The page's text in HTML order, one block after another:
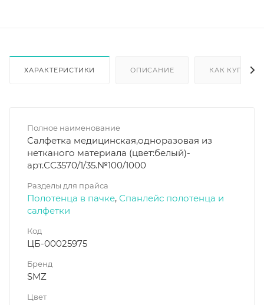
ХАРАКТЕРИСТИКИ ОПИСАНИЕ КАК КУПИТЬ
Полное наименование
Салфетка медицинская,одноразовая из
нетканого материала (цвет:белый)-
арт.СС3570/1/35.№100/1000
Разделы для прайса
Полотенца в пачке, Спанлейс полотенца и
салфетки
Код
ЦБ-00025975
Бренд
SMZ
Цвет